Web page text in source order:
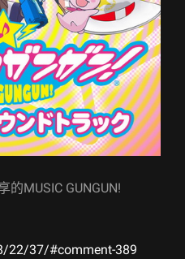
的MUSIC GUNGUN!
22/37/#comment-389